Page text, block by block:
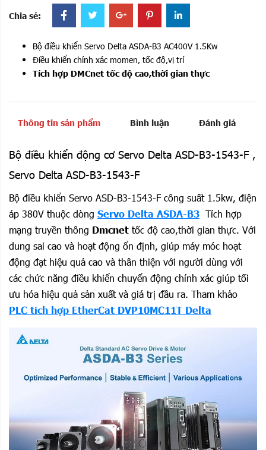
Chia sẻ:
Bộ điều khiển Servo Delta ASDA-B3 AC400V 1.5Kw
Điều khiển chính xác momen, tốc độ,vị trí
Tích hợp DMCnet tốc độ cao,thời gian thực
Thông tin sản phẩm Bình luận Đánh giá
Bộ điều khiển động cơ Servo Delta ASD-B3-1543-F ,
Servo Delta ASD-B3-1543-F
Bộ điều khiển Servo ASD-B3-1543-F công suất 1.5kw, điện
áp 380V thuộc dòng Servo Delta ASDA-B3 Tích hợp
mạng truyền thông Dmcnet tốc độ cao,thời gian thực. Với
dung sai cao và hoạt động ổn định, giúp máy móc hoạt
động đạt hiệu quả cao và thân thiện với người dùng với
các chức năng điều khiển chuyển động chính xác giúp tối
ưu hóa hiệu quả sản xuất và giá trị đầu ra. Tham khảo
PLC tích hợp EtherCat DVP10MC11T Delta